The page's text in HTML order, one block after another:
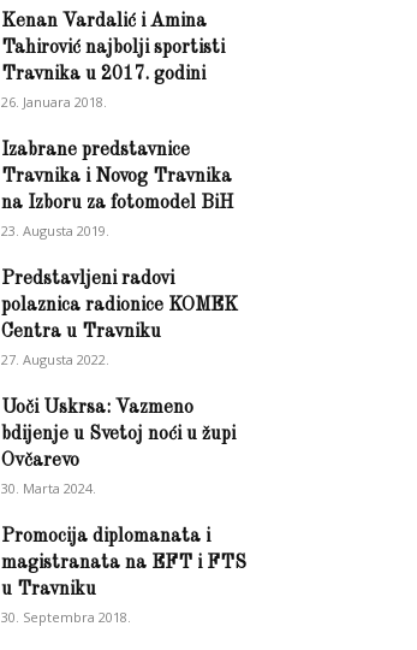
Kenan Vardalić i Amina
Tahirović najbolji sportisti
Travnika u 2017. godini
26. Januara 2018.
Izabrane predstavnice
Travnika i Novog Travnika
na Izboru za fotomodel BiH
23. Augusta 2019.
Predstavljeni radovi
polaznica radionice KOMEK
Centra u Travniku
27. Augusta 2022.
Uoči Uskrsa: Vazmeno
bdijenje u Svetoj noći u župi
Ovčarevo
30. Marta 2024.
Promocija diplomanata i
magistranata na EFT i FTS
u Travniku
30. Septembra 2018.